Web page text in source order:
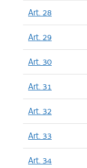
Art. 28
Art. 29
Art. 30
Art. 31
Art. 32
Art. 33
Art. 34